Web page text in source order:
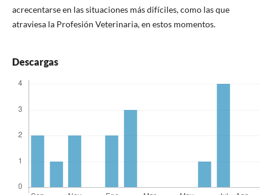
acrecentarse en las situaciones más difíciles, como las que
atraviesa la Profesión Veterinaria, en estos momentos.
Descargas